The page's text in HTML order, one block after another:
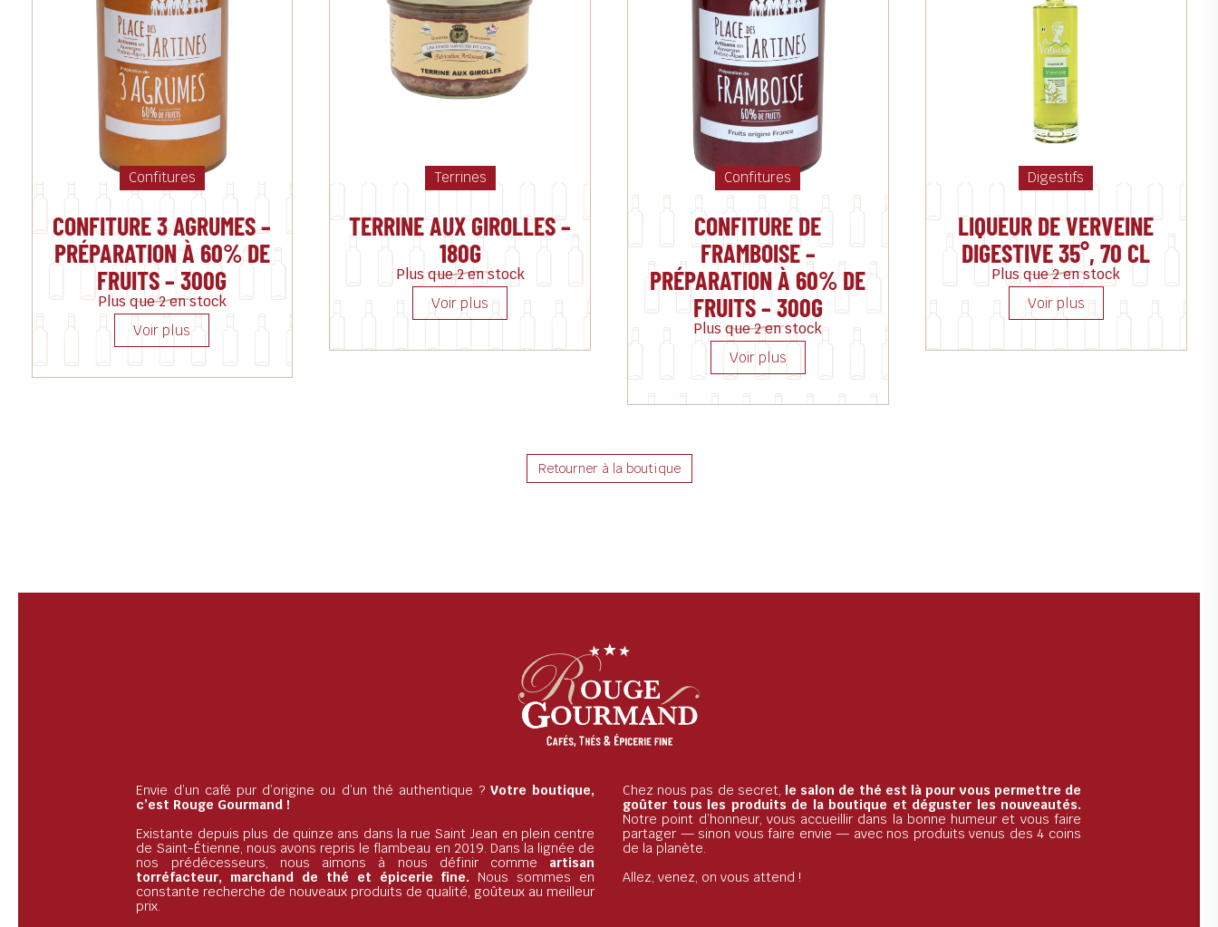
Confitures
CONFITURE 3 AGRUMES –
PRÉPARATION À 60% DE
FRUITS – 300G
Plus que 2 en stock
Terrines
TERRINE AUX GIROLLES –
180G
Plus que 2 en stock
Confitures
CONFITURE DE
FRAMBOISE –
PRÉPARATION À 60% DE
FRUITS – 300G
Plus que 2 en stock
Digestifs
LIQUEUR DE VERVEINE
DIGESTIVE 35°, 70 CL
Plus que 2 en stock
Retourner à la boutique
Envie d’un café pur d’origine ou d’un thé authentique ?Votre boutique,
c’est Rouge Gourmand !
Existante depuis plus de quinze ans dans la rue Saint Jean en plein centre
de Saint-Étienne, nous avons repris le flambeau en 2019. Dans la lignée de
nos prédécesseurs, nous aimons à nous définir comme artisan
torréfacteur, marchand de thé et épicerie fine. Nous sommes en
constante recherche de nouveaux produits de qualité, goûteux au meilleur
prix.
Chez nous pas de secret, le salon de thé est là pour vous permettre de
goûter tous les produits de la boutique et déguster les nouveautés.
Notre point d’honneur, vous accueillir dans la bonne humeur et vous faire
partager — sinon vous faire envie — avec nos produits venus des 4 coins
de la planète.
Allez, venez, on vous attend !